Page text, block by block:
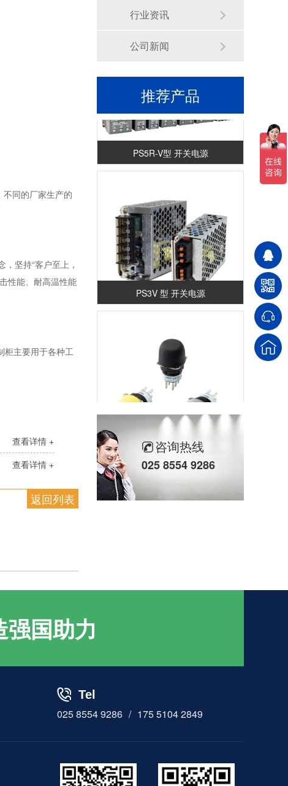
同的厂家生产的
坚持“客户至上，
性能、耐高温性能
柜主要用于各种工
查看详情 +
查看详情 +
返回列表
行业资讯
公司新闻
推荐产品
和泉 APEM HE2G-21SHE使能开关
PS5R-V型 开关电源
PS3V 型 开关电源
HE5B型 使能开关
咨询热线
025 8554 9286
国助力
Tel
025 8554 9286 / 175 5104 2849